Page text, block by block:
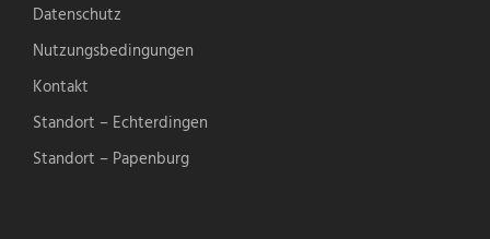
Datenschutz
Nutzungsbedingungen
Kontakt
Standort – Echterdingen
Standort – Papenburg